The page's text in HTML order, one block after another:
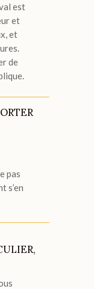
est
et
et
de
pas
s’en